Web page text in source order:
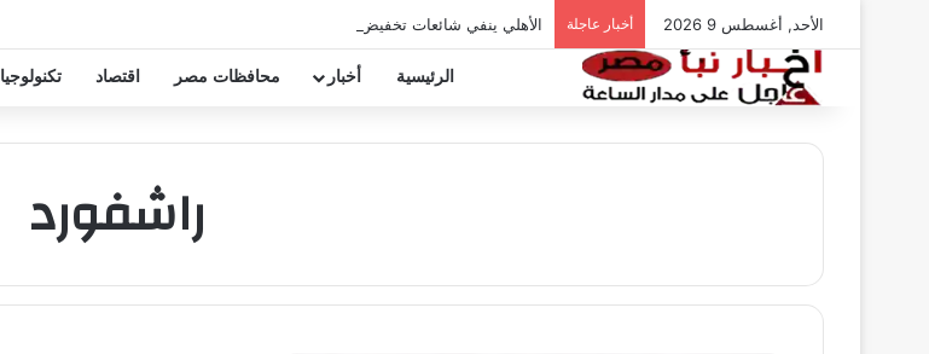
الأحد, أغسطس 9 2026 أخبار عاجلة الأهلي ينفي شائعات تخفيض عقود زيزو والشناوي
الرئيسية أخبار محافظات مصر اقتصاد تكنولوجيا
راشفورد